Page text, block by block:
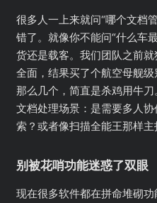
很多人一上来就问“哪个文档
错了。就像你不能问“什么车
货还是载客。我们团队之前
全面，结果买了个航空母舰
那么几个，简直是杀鸡用牛
文档处理场景：是需要多人
索？或者像扫描全能王那样主
别被花哨功能迷惑了双眼
现在很多软件都在拼命堆砌